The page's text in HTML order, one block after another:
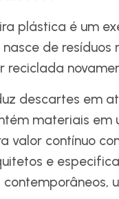
plástica é um
nasce de
reciclada
descartes em
materiais em
valor contínuo
e